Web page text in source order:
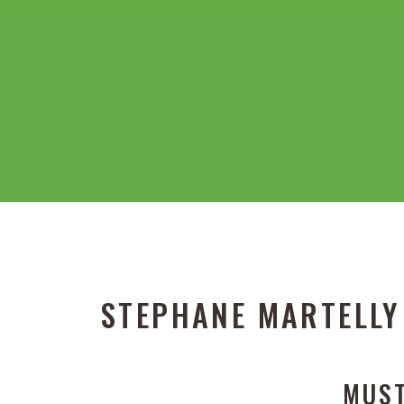
STEPHANE MARTELLY